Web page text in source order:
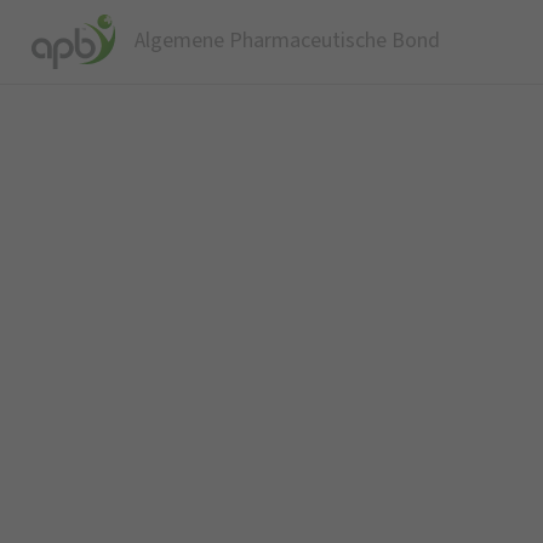
Algemene Pharmaceutische Bond